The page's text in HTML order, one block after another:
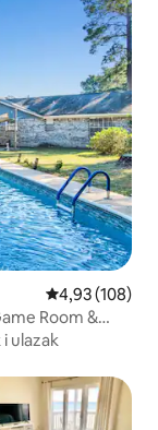
Prosečna
4,93 (108)
Room &
i ulazak